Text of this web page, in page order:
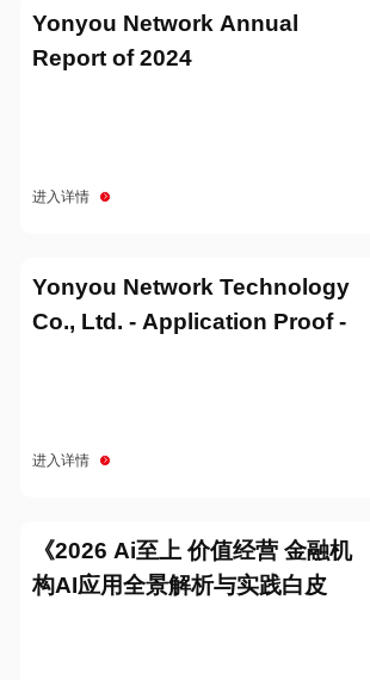
Yonyou Network Annual
Report of 2024
进入详情
Yonyou Network Technology
Co., Ltd. - Application Proof -
进入详情
《2026 Ai至上 价值经营 金融机
构AI应用全景解析与实践白皮